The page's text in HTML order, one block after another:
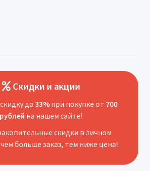
Скидки и акции
до 33%при покупке от 700
рублей на нашем сайте!
скидки в личном
больше заказ, тем ниже цена!